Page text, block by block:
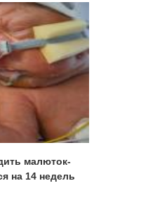
раньше
850 граммов,
мать о том, что
И снова мать
врачей
– мать и
вернутся
в тот день,
доношенной,
на свет.
малюток-
на 14 недель